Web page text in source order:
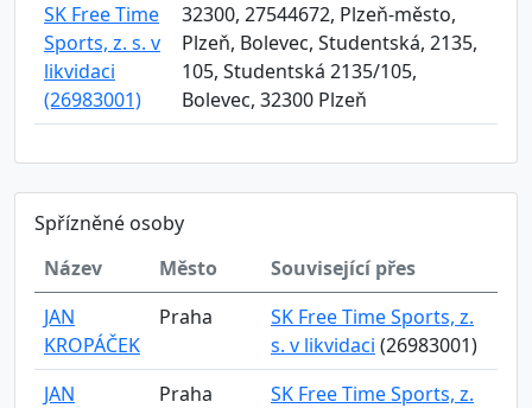
SK Free Time
Sports, z. s. v
likvidaci
(26983001)
32300, 27544672, Plzeň-město,
Plzeň, Bolevec, Studentská, 2135,
105, Studentská 2135/105,
Bolevec, 32300 Plzeň
Spřízněné osoby
Název
Město
Související přes
JAN
KROPÁČEK
Praha
SK Free Time Sports, z.
s. v likvidaci (26983001)
JAN
Praha
SK Free Time Sports, z.